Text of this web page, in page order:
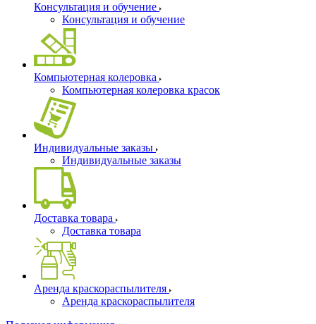
Консультация и обучение
Консультация и обучение
Компьютерная колеровка
Компьютерная колеровка красок
Индивидуальные заказы
Индивидуальные заказы
Доставка товара
Доставка товара
Аренда краскораспылителя
Аренда краскораспылителя